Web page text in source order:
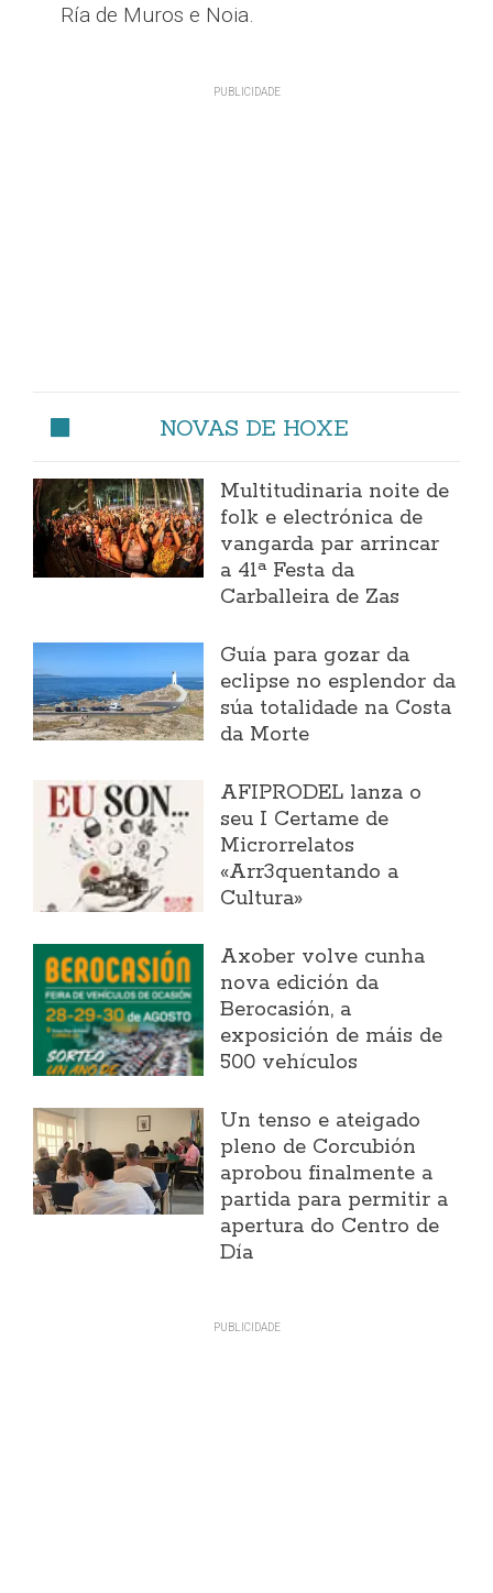
Ría de Muros e Noia.
NOVAS DE HOXE
Multitudinaria noite de
folk e electrónica de
vangarda par arrincar
a 41ª Festa da
Carballeira de Zas
Guía para gozar da
eclipse no esplendor da
súa totalidade na Costa
da Morte
AFIPRODEL lanza o
seu I Certame de
Microrrelatos
«Arr3quentando a
Cultura»
Axober volve cunha
nova edición da
Berocasión, a
exposición de máis de
500 vehículos
Un tenso e ateigado
pleno de Corcubión
aprobou finalmente a
partida para permitir a
apertura do Centro de
Día